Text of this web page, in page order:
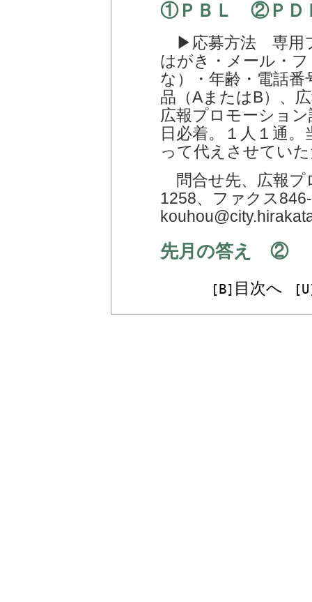
①ＰＢＬ ②ＰＤ
▶応募方法 専用
はがき・メール・
な）・年齢・電話
品（AまたはB）、
広報プロモーショ
日必着。１人１通
って代えさせてい
問合せ先、広報
1258、ファクス
先月の答え ②
[B] 目次へ